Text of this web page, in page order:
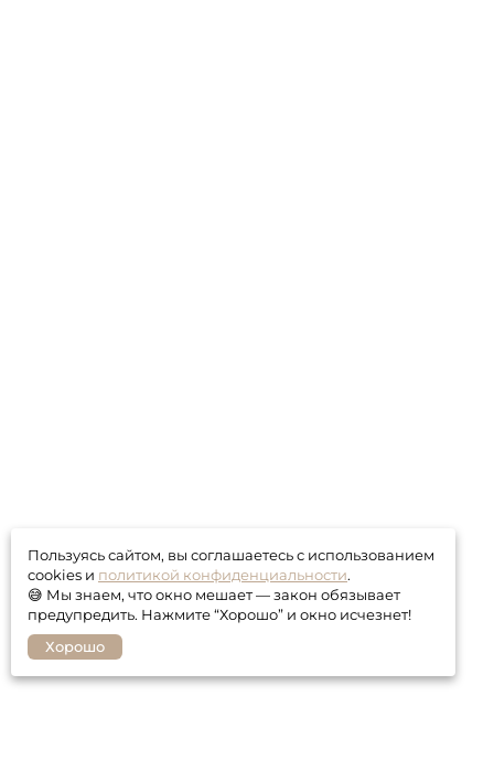
Пользуясь сайтом, вы соглашаетесь с использованием
cookies и политикой конфиденциальности.
😅 Мы знаем, что окно мешает — закон обязывает
предупредить. Нажмите “Хорошо” и окно исчезнет!
Хорошо